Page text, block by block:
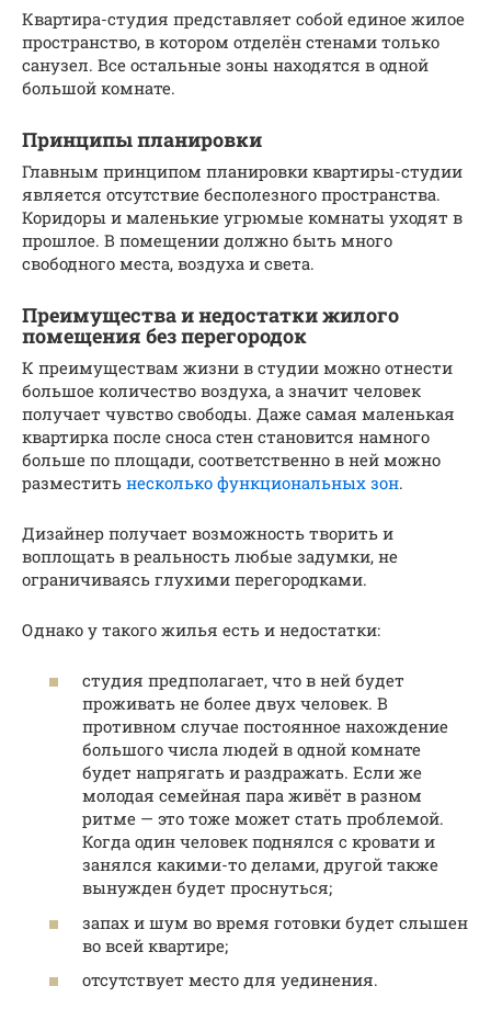
Квартира-студия представляет собой единое жилое
пространство, в котором отделён стенами только
санузел. Все остальные зоны находятся в одной
большой комнате.
Принципы планировки
Главным принципом планировки квартиры-студии
является отсутствие бесполезного пространства.
Коридоры и маленькие угрюмые комнаты уходят в
прошлое. В помещении должно быть много
свободного места, воздуха и света.
Преимущества и недостатки жилого
помещения без перегородок
К преимуществам жизни в студии можно отнести
большое количество воздуха, а значит человек
получает чувство свободы. Даже самая маленькая
квартирка после сноса стен становится намного
больше по площади, соответственно в ней можно
разместить несколько функциональных зон.
Дизайнер получает возможность творить и
воплощать в реальность любые задумки, не
ограничиваясь глухими перегородками.
Однако у такого жилья есть и недостатки:
студия предполагает, что в ней будет
проживать не более двух человек. В
противном случае постоянное нахождение
большого числа людей в одной комнате
будет напрягать и раздражать. Если же
молодая семейная пара живёт в разном
ритме — это тоже может стать проблемой.
Когда один человек поднялся с кровати и
занялся какими-то делами, другой также
вынужден будет проснуться;
запах и шум во время готовки будет слышен
во всей квартире;
отсутствует место для уединения.